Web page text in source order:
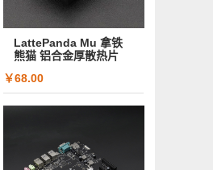
LattePanda Mu 拿铁
熊猫 铝合金厚散热片
￥68.00